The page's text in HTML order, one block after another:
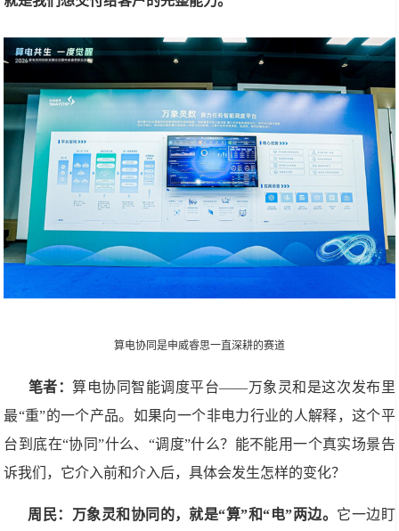
算电协同是申威睿思一直深耕的赛道
笔者：算电协同智能调度平台——万象灵和是这次发布里
最“重”的一个产品。如果向一个非电力行业的人解释，这个平
台到底在“协同”什么、“调度”什么？能不能用一个真实场景告
诉我们，它介入前和介入后，具体会发生怎样的变化？
周民：万象灵和协同的，就是“算”和“电”两边。 它一边盯